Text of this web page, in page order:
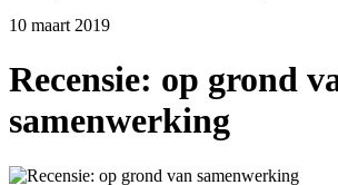
10 maart 2019
Recensie: op grond
samenwerking